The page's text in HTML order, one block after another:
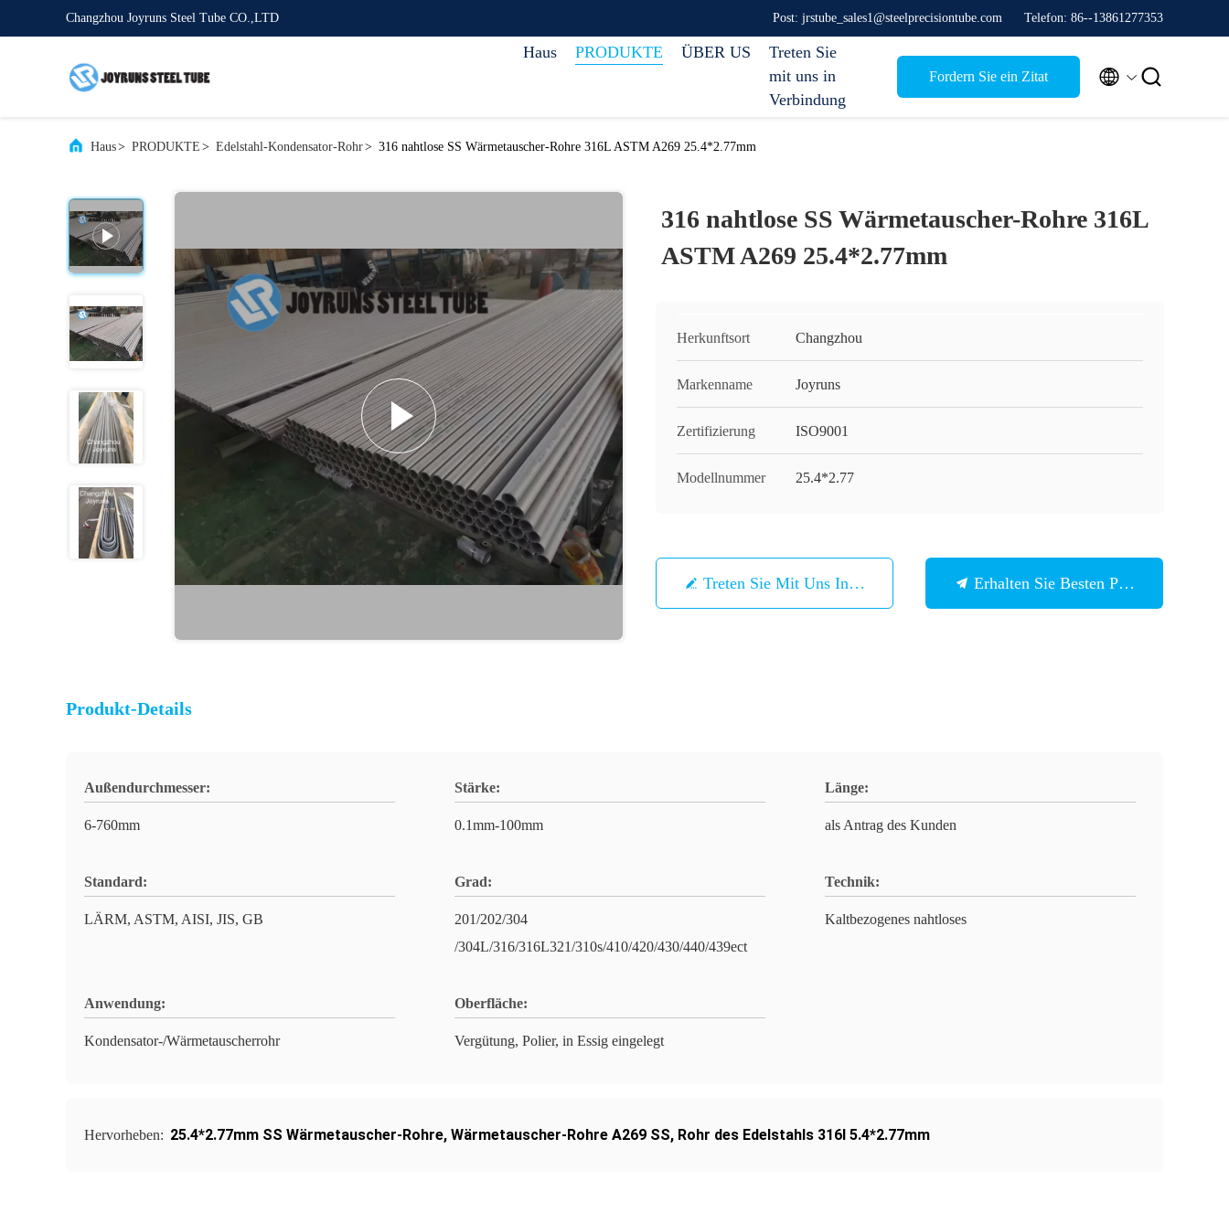
Changzhou Joyruns Steel Tube CO.,LTD Post: jrstube_sales1@steelprecisiontube.com Telefon: 86--13861277353
Haus PRODUKTE ÜBER US
Treten Sie
mit uns in
Verbindung
Fordern Sie ein Zitat  
Haus> PRODUKTE > Edelstahl-Kondensator-Rohr> 316 nahtlose SS Wärmetauscher-Rohre 316L ASTM A269 25.4*2.77mm
316 nahtlose SS Wärmetauscher-Rohre 316L
ASTM A269 25.4*2.77mm
Herkunftsort Changzhou
Markenname Joyruns
Zertifizierung ISO9001
Modellnummer 25.4*2.77
Treten Sie Mit Uns In Verbindung Erhalten Sie Besten Preis
Produkt-Details
Außendurchmesser:
6-760mm
Stärke:
0.1mm-100mm
Länge:
als Antrag des Kunden
Standard:
LÄRM, ASTM, AISI, JIS, GB
Grad:
201/202/304
/304L/316/316L321/310s/410/420/430/440/439ect
Technik:
Kaltbezogenes nahtloses
Anwendung:
Kondensator-/Wärmetauscherrohr
Oberfläche:
Vergütung, Polier, in Essig eingelegt
Hervorheben: 25.4*2.77mm SS Wärmetauscher-Rohre, Wärmetauscher-Rohre A269 SS, Rohr des Edelstahls 316l 5.4*2.77mm